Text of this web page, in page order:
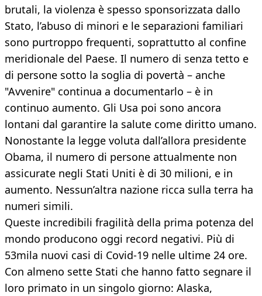
brutali, la violenza è spesso sponsorizzata dallo
Stato, l’abuso di minori e le separazioni familiari
sono purtroppo frequenti, soprattutto al confine
meridionale del Paese. Il numero di senza tetto e
di persone sotto la soglia di povertà – anche
"Avvenire" continua a documentarlo – è in
continuo aumento. Gli Usa poi sono ancora
lontani dal garantire la salute come diritto umano.
Nonostante la legge voluta dall’allora presidente
Obama, il numero di persone attualmente non
assicurate negli Stati Uniti è di 30 milioni, e in
aumento. Nessun’altra nazione ricca sulla terra ha
numeri simili.
Queste incredibili fragilità della prima potenza del
mondo producono oggi record negativi. Più di
53mila nuovi casi di Covid-19 nelle ultime 24 ore.
Con almeno sette Stati che hanno fatto segnare il
loro primato in un singolo giorno: Alaska,